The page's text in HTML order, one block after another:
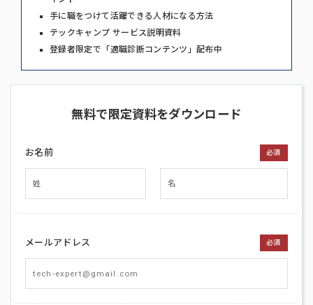
手に職をつけて活躍できる人材になる方法
テックキャンプ サービス説明資料
登録者限定で「適職診断コンテンツ」配布中
無料で限定資料をダウンロード
お名前 必須
メールアドレス 必須